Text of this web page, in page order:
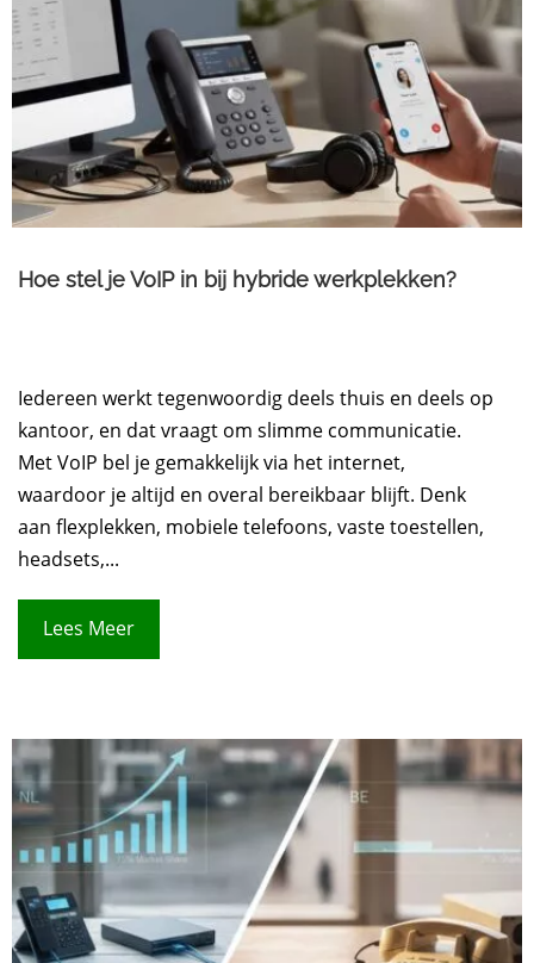
Hoe stel je VoIP in bij hybride werkplekken?
Iedereen werkt tegenwoordig deels thuis en deels op
kantoor, en dat vraagt om slimme communicatie.
Met VoIP bel je gemakkelijk via het internet,
waardoor je altijd en overal bereikbaar blijft. Denk
aan flexplekken, mobiele telefoons, vaste toestellen,
headsets,...
Lees Meer